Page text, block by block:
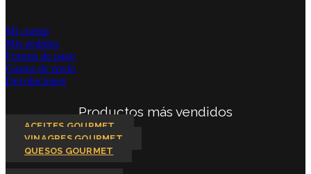
Mi cuenta
Mis pedidos
Formas de pago
Gastos de envío
Devoluciones
Productos más vendidos
ACEITES GOURMET
VINAGRES GOURMET
QUESOS GOURMET